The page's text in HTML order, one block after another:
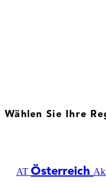
Wählen Sie Ihre
ATÖsterreich